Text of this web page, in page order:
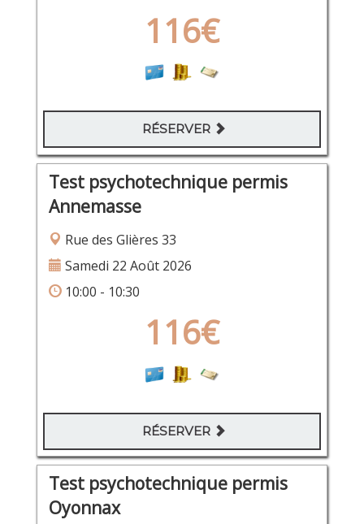
116€
RÉSERVER
Test psychotechnique permis
Annemasse
Rue des Glières 33
Samedi 22 Août 2026
10:00 - 10:30
116€
RÉSERVER
Test psychotechnique permis
Oyonnax